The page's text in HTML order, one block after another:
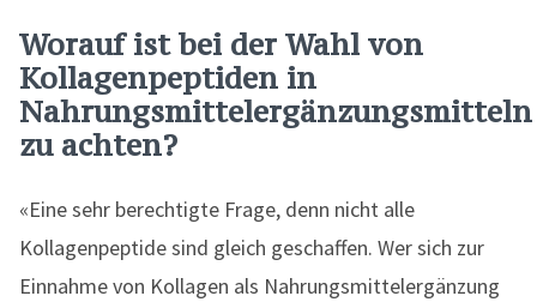
Worauf ist bei der Wahl von
Kollagenpeptiden in
Nahrungsmittelergänzungsmitteln
zu achten?
«Eine sehr berechtigte Frage, denn nicht alle
Kollagenpeptide sind gleich geschaffen. Wer sich zur
Einnahme von Kollagen als Nahrungsmittelergänzung